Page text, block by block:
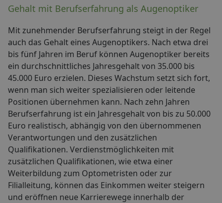
Gehalt mit Berufserfahrung als Augenoptiker
Mit zunehmender Berufserfahrung steigt in der Regel
auch das Gehalt eines Augenoptikers. Nach etwa drei
bis fünf Jahren im Beruf können Augenoptiker bereits
ein durchschnittliches Jahresgehalt von 35.000 bis
45.000 Euro erzielen. Dieses Wachstum setzt sich fort,
wenn man sich weiter spezialisieren oder leitende
Positionen übernehmen kann. Nach zehn Jahren
Berufserfahrung ist ein Jahresgehalt von bis zu 50.000
Euro realistisch, abhängig von den übernommenen
Verantwortungen und den zusätzlichen
Qualifikationen. Verdienstmöglichkeiten mit
zusätzlichen Qualifikationen, wie etwa einer
Weiterbildung zum Optometristen oder zur
Filialleitung, können das Einkommen weiter steigern
und eröffnen neue Karrierewege innerhalb der